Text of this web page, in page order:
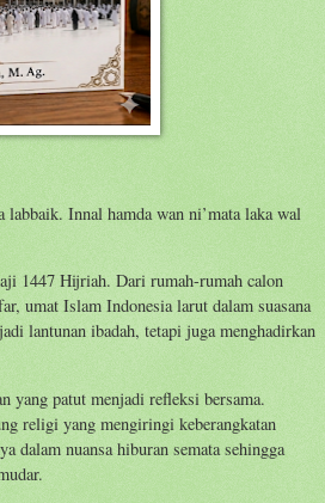
Innal hamda wan ni’mata laka wal
1447 Hijriah. Dari rumah-rumah calon
umat Islam Indonesia larut dalam suasana
lantunan ibadah, tetapi juga menghadirkan
yang patut menjadi refleksi bersama.
religi yang mengiringi keberangkatan
dalam nuansa hiburan semata sehingga